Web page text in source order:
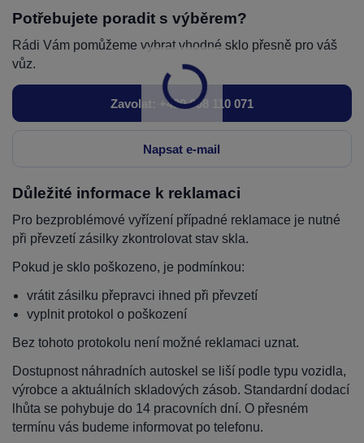
Potřebujete poradit s výběrem?
Rádi Vám pomůžeme vybrat vhodné sklo přesně pro váš
vůz.
Zavolat: +420 608 110 071
Napsat e-mail
Důležité informace k reklamaci
Pro bezproblémové vyřízení případné reklamace je nutné
při převzetí zásilky zkontrolovat stav skla.
Pokud je sklo poškozeno, je podmínkou:
vrátit zásilku přepravci ihned při převzetí
vyplnit protokol o poškození
Bez tohoto protokolu není možné reklamaci uznat.
Dostupnost náhradních autoskel se liší podle typu vozidla,
výrobce a aktuálních skladových zásob. Standardní dodací
lhůta se pohybuje do 14 pracovních dní. O přesném
termínu vás budeme informovat po telefonu.